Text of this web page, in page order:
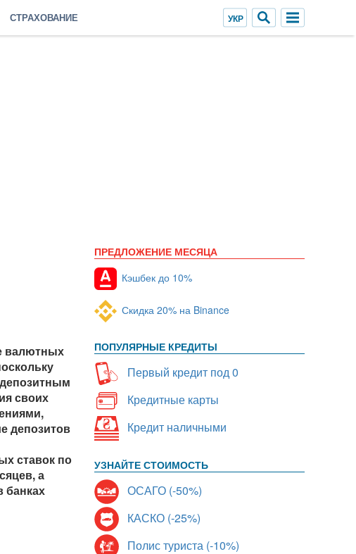
СТРАХОВАНИЕ
валютных
своих
депозитов
ставок по
а
банках
ПРЕДЛОЖЕНИЕ МЕСЯЦА
Кэшбек до 10%
Скидка 20% на Binance
ПОПУЛЯРНЫЕ КРЕДИТЫ
Первый кредит под 0
Кредитные карты
Кредит наличными
УЗНАЙТЕ СТОИМОСТЬ
ОСАГО (-50%)
КАСКО (-25%)
Полис туриста (-10%)